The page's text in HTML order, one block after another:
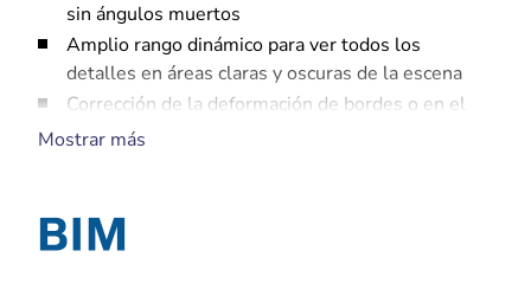
sin ángulos muertos
Amplio rango dinámico para ver todos los
detalles en áreas claras y oscuras de la escena
Corrección de la deformación de bordes o en el
cliente para una integración sencilla y
Audio Analytics integrados para activar alertas
pertinentes y recuperar datos rápidamente
Mostrar más